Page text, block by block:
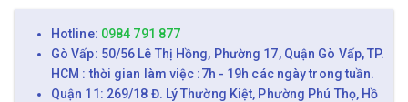
Hotline: 0984 791 877
Gò Vấp: 50/56 Lê Thị Hồng, Phường 17, Quận Gò Vấp, TP.
HCM : thời gian làm việc :7h - 19h các ngày trong tuần.
Quận 11: 269/18 Đ. Lý Thường Kiệt, Phường Phú Thọ, Hồ